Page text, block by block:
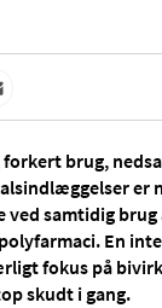
forkert brug,
er
ved samtidig
En
fokus på
skudt i gang.